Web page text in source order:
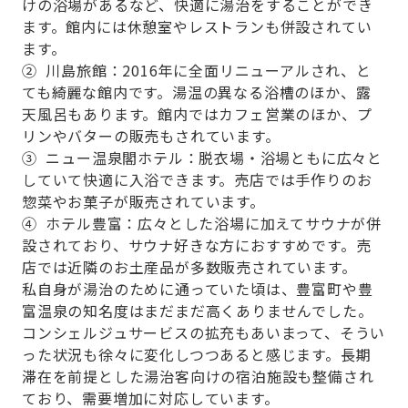
ます。館内には休憩室やレストランも併設されてい
ます。
② 川島旅館：2016年に全面リニューアルされ、と
ても綺麗な館内です。湯温の異なる浴槽のほか、露
天風呂もあります。館内ではカフェ営業のほか、プ
リンやバターの販売もされています。
③ ニュー温泉閣ホテル：脱衣場・浴場ともに広々と
していて快適に入浴できます。売店では手作りのお
惣菜やお菓子が販売されています。
④ ホテル豊富：広々とした浴場に加えてサウナが併
設されており、サウナ好きな方におすすめです。売
店では近隣のお土産品が多数販売されています。
私自身が湯治のために通っていた頃は、豊富町や豊
富温泉の知名度はまだまだ高くありませんでした。
コンシェルジュサービスの拡充もあいまって、そうい
った状況も徐々に変化しつつあると感じます。長期
滞在を前提とした湯治客向けの宿泊施設も整備され
ており、需要増加に対応しています。